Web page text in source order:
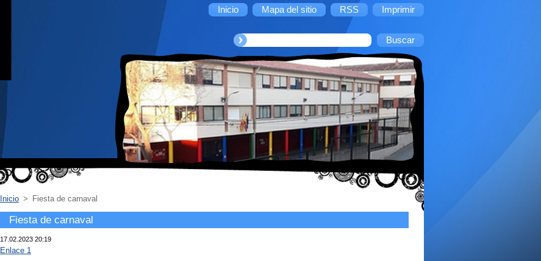
Inicio Mapa del sitio RSS Imprimir
Inicio > Fiesta de carnaval
Fiesta de carnaval
17.02.2023 20:19
Enlace 1